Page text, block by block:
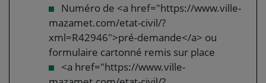
Numéro de <a href="https://www.ville-
mazamet.com/etat-civil/?
xml=R42946">pré-demande</a> ou
formulaire cartonné remis sur place
<a href="https://www.ville-